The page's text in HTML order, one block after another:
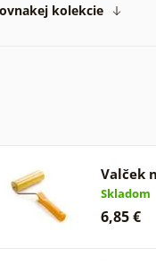
kolekcie
Valček
Skladom
6,85 €